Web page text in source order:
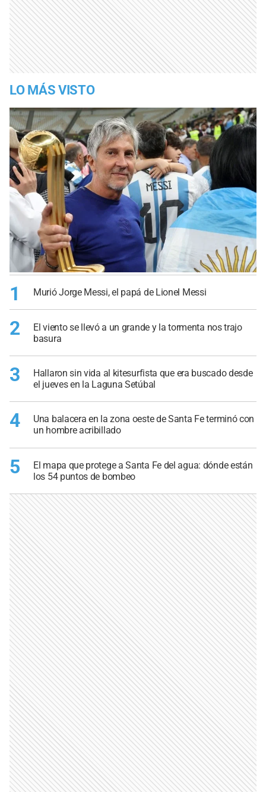
LO MÁS VISTO
1 Murió Jorge Messi, el papá de Lionel Messi
2
El viento se llevó a un grande y la tormenta nos trajo
basura
3
Hallaron sin vida al kitesurfista que era buscado desde
el jueves en la Laguna Setúbal
4
Una balacera en la zona oeste de Santa Fe terminó con
un hombre acribillado
5
El mapa que protege a Santa Fe del agua: dónde están
los 54 puntos de bombeo